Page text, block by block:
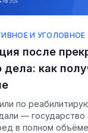
И УГОЛОВНОЕ
после
дела: как
по
— государство
в полном